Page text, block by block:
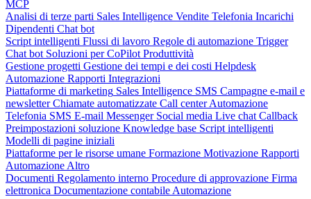
MCP
Analisi di terze parti Sales Intelligence Vendite Telefonia Incarichi
Dipendenti Chat bot
Script intelligenti Flussi di lavoro Regole di automazione Trigger
Chat bot Soluzioni per CoPilot Produttività
Gestione progetti Gestione dei tempi e dei costi Helpdesk
Automazione Rapporti Integrazioni
Piattaforme di marketing Sales Intelligence SMS Campagne e-mail e
newsletter Chiamate automatizzate Call center Automazione
Telefonia SMS E-mail Messenger Social media Live chat Callback
Preimpostazioni soluzione Knowledge base Script intelligenti
Modelli di pagine iniziali
Piattaforme per le risorse umane Formazione Motivazione Rapporti
Automazione Altro
Documenti Regolamento interno Procedure di approvazione Firma
elettronica Documentazione contabile Automazione